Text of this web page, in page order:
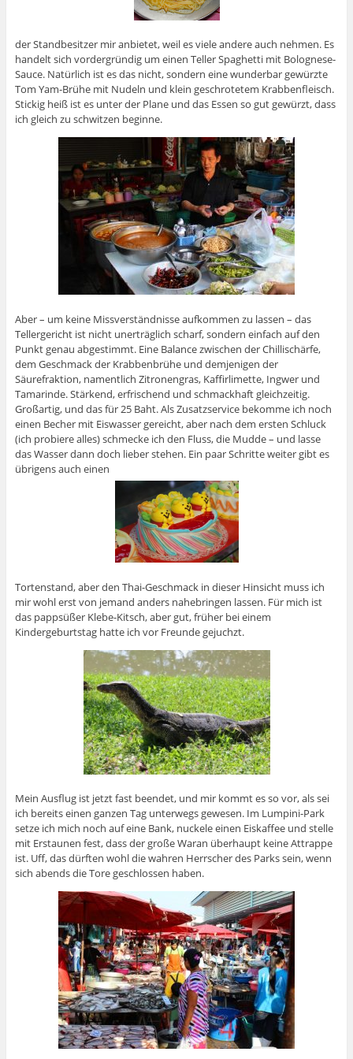
der Standbesitzer mir anbietet, weil es viele andere auch nehmen. Es
handelt sich vordergründig um einen Teller Spaghetti mit Bolognese-
Sauce. Natürlich ist es das nicht, sondern eine wunderbar gewürzte
Tom Yam-Brühe mit Nudeln und klein geschrotetem Krabbenfleisch.
Stickig heiß ist es unter der Plane und das Essen so gut gewürzt, dass
ich gleich zu schwitzen beginne.
Aber – um keine Missverständnisse aufkommen zu lassen – das
Tellergericht ist nicht unerträglich scharf, sondern einfach auf den
Punkt genau abgestimmt. Eine Balance zwischen der Chillischärfe,
dem Geschmack der Krabbenbrühe und demjenigen der
Säurefraktion, namentlich Zitronengras, Kaffirlimette, Ingwer und
Tamarinde. Stärkend, erfrischend und schmackhaft gleichzeitig.
Großartig, und das für 25 Baht. Als Zusatzservice bekomme ich noch
einen Becher mit Eiswasser gereicht, aber nach dem ersten Schluck
(ich probiere alles) schmecke ich den Fluss, die Mudde – und lasse
das Wasser dann doch lieber stehen. Ein paar Schritte weiter gibt es
übrigens auch einen
Tortenstand, aber den Thai-Geschmack in dieser Hinsicht muss ich
mir wohl erst von jemand anders nahebringen lassen. Für mich ist
das pappsüßer Klebe-Kitsch, aber gut, früher bei einem
Kindergeburtstag hatte ich vor Freunde gejuchzt.
Mein Ausflug ist jetzt fast beendet, und mir kommt es so vor, als sei
ich bereits einen ganzen Tag unterwegs gewesen. Im Lumpini-Park
setze ich mich noch auf eine Bank, nuckele einen Eiskaffee und stelle
mit Erstaunen fest, dass der große Waran überhaupt keine Attrappe
ist. Uff, das dürften wohl die wahren Herrscher des Parks sein, wenn
sich abends die Tore geschlossen haben.